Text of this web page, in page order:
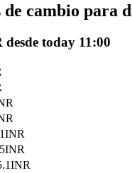
traders
cambio para
desde today 11:00
INR
INR
INR